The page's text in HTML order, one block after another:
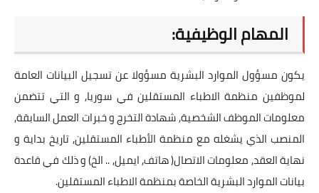
المهام الوظيفية:
يكون مسؤول الموارد البشرية مسؤولا عن تسجيل البيانات العامة
لموظفين منظمة الاطباء المستقلين في سوريا, و التي تتضمن
معلومات الموظف الشخصية, شهادة التخرج و خبرات العمل السابقة,
المنصب الذي يشغله مع منظمة الأطباء المستقلين, تاريخ بداية و
نهاية العقد, معلومات الاتصال( هاتف, ايميل, .. الخ) و ذلك في قاعدة
بيانات الموارد البشرية الخاصة بمنظمة الاطباء المستقلين.